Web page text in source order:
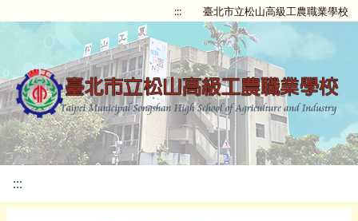
::: 臺北市立松山高級工農職業學校
:::